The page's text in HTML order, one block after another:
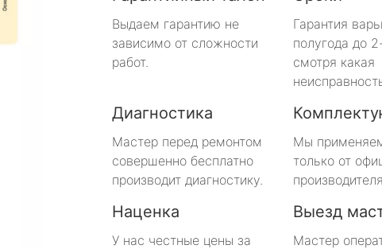
Выдаем гарантию не
зависимо от сложности
работ.
Гарантия
полугода до
смотря какая
Диагностика
Мастер перед ремонтом
совершенно бесплатно
производит диагностику.
Мы
только от
производителя.
Наценка
У нас честные цены за
Выезд
Мастер